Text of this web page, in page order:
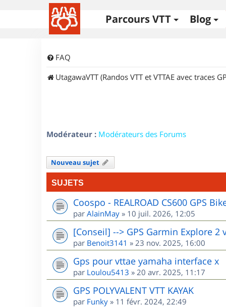
Parcours VTT Blog
FAQ
UtagawaVTT (Randos VTT et VTTAE avec traces
Modérateur : Modérateurs des Forums
Nouveau sujet
SUJETS
Coospo - REALROAD CS600 GPS
par AlainMay » 10 juil. 2026, 12:05
[Conseil] --> GPS Garmin Explore 2
par Benoit3141 » 23 nov. 2025, 16:00
Gps pour vttae yamaha interface x
par Loulou5413 » 20 avr. 2025, 11:17
GPS POLYVALENT VTT KAYAK
par Funky » 11 févr. 2024, 22:49